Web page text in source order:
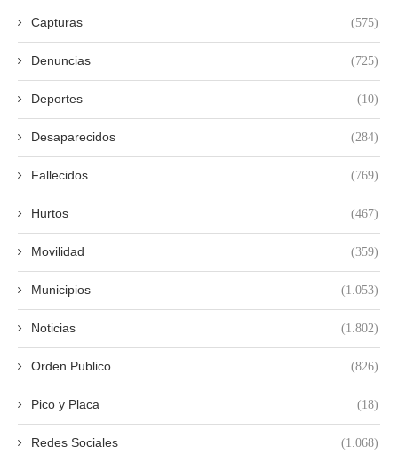
Capturas (575)
Denuncias (725)
Deportes (10)
Desaparecidos (284)
Fallecidos (769)
Hurtos (467)
Movilidad (359)
Municipios (1.053)
Noticias (1.802)
Orden Publico (826)
Pico y Placa (18)
Redes Sociales (1.068)